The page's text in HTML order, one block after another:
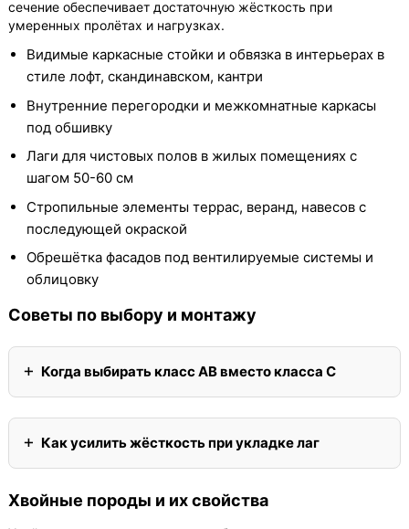
сечение обеспечивает достаточную жёсткость при
умеренных пролётах и нагрузках.
Видимые каркасные стойки и обвязка в интерьерах в
стиле лофт, скандинавском, кантри
Внутренние перегородки и межкомнатные каркасы
под обшивку
Лаги для чистовых полов в жилых помещениях с
шагом 50-60 см
Стропильные элементы террас, веранд, навесов с
последующей окраской
Обрешётка фасадов под вентилируемые системы и
облицовку
Советы по выбору и монтажу
Когда выбирать класс АВ вместо класса С
Как усилить жёсткость при укладке лаг
Хвойные породы и их свойства